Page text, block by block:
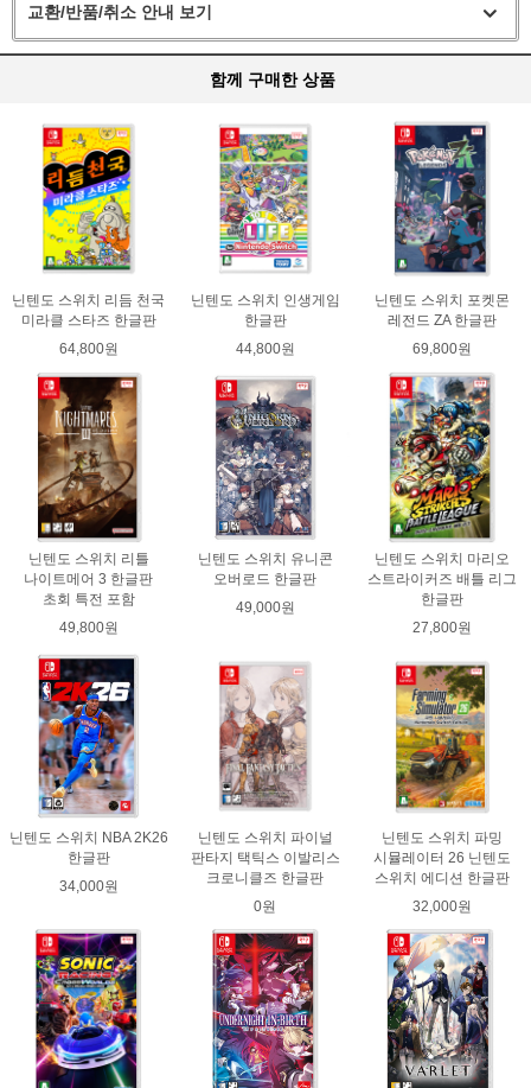
교환/반품/취소 안내 보기
함께 구매한 상품
닌텐도 스위치 리듬 천국
미라클 스타즈 한글판
64,800원
닌텐도 스위치 인생게임
한글판
44,800원
닌텐도 스위치 포켓몬
레전드 ZA 한글판
69,800원
닌텐도 스위치 리틀
나이트메어 3 한글판
초회 특전 포함
49,800원
닌텐도 스위치 유니콘
오버로드 한글판
49,000원
닌텐도 스위치 마리오
스트라이커즈 배틀 리그
한글판
27,800원
닌텐도 스위치 NBA 2K26
한글판
34,000원
닌텐도 스위치 파이널
판타지 택틱스 이발리스
크로니클즈 한글판
0원
닌텐도 스위치 파밍
시뮬레이터 26 닌텐도
스위치 에디션 한글판
32,000원